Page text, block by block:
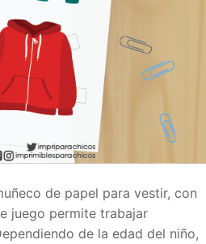
de papel para vestir, con
juego permite trabajar
de la edad del niño,